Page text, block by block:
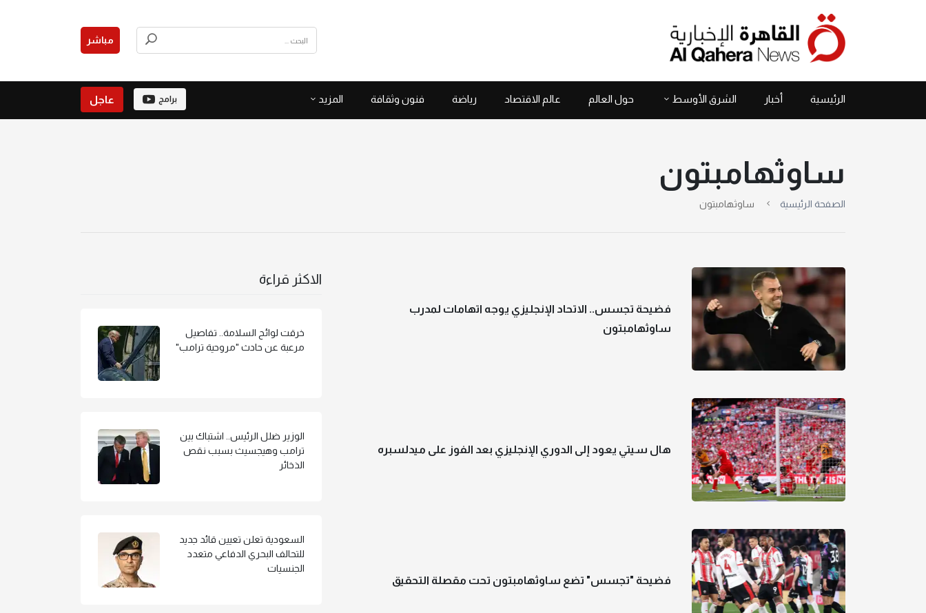
مباشر
الرئيسية أخبار الشرق الأوسط حول العالم عالم الاقتصاد رياضة فنون وثقافة المزيد برامج عاجل
ساوثهامبتون
الصفحة الرئيسية ساوثهامبتون
فضيحة تجسس.. الاتحاد الإنجليزي يوجه اتهامات لمدرب
ساوثهامبتون
هال سيتي يعود إلى الدوري الإنجليزي بعد الفوز على ميدلسبره
فضيحة "تجسس" تضع ساوثهامبتون تحت مقصلة التحقيق
الاكثر قراءة
خرقت لوائح السلامة.. تفاصيل
مرعبة عن حادث "مروحية ترامب"
الوزير ضلل الرئيس.. اشتباك بين
ترامب وهيجسيث بسبب نقص
الذخائر
السعودية تعلن تعيين قائد جديد
للتحالف البحري الدفاعي متعدد
الجنسيات